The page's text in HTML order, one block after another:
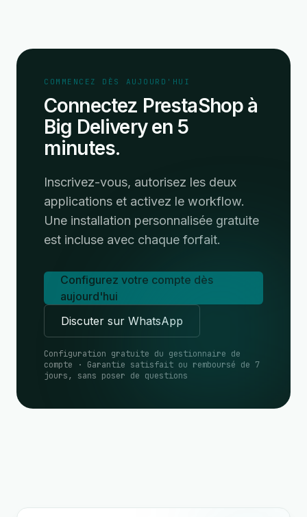
COMMENCEZ DÈS AUJOURD'HUI
Connectez PrestaShop à
Big Delivery en 5
minutes.
Inscrivez-vous, autorisez les deux
applications et activez le workflow.
Une installation personnalisée gratuite
est incluse avec chaque forfait.
Configurez votre compte dès
aujourd'hui
Discuter sur WhatsApp
Configuration gratuite du gestionnaire de
compte · Garantie satisfait ou remboursé de 7
jours, sans poser de questions